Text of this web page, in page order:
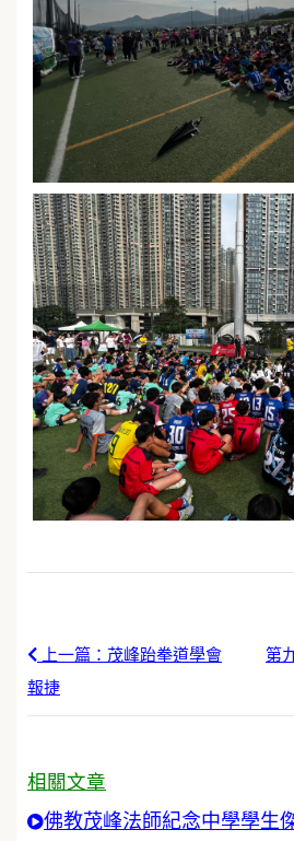
上一篇：茂峰跆拳道學會
報捷
第
相關文章
佛教茂峰法師紀念中學學生